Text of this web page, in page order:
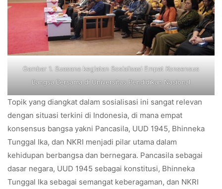
Gambar 1. Suasana kegiatan Sosialisasi Empat Konsensus
Bangsa Bersama di Universitas Pendidikan Nasional
Topik yang diangkat dalam sosialisasi ini sangat relevan
dengan situasi terkini di Indonesia, di mana empat
konsensus bangsa yakni Pancasila, UUD 1945, Bhinneka
Tunggal Ika, dan NKRI menjadi pilar utama dalam
kehidupan berbangsa dan bernegara. Pancasila sebagai
dasar negara, UUD 1945 sebagai konstitusi, Bhinneka
Tunggal Ika sebagai semangat keberagaman, dan NKRI